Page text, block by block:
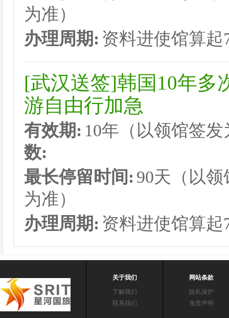
为准）
办理周期: 资料进使馆算
[武汉送签]韩国10年多
游自由行加急
有效期: 10年（以领馆签
数:
最长停留时间: 90天（以
为准）
办理周期: 资料进使馆算
关于我们
了解我们
联系我们
网站条款
隐私保护
免责声明